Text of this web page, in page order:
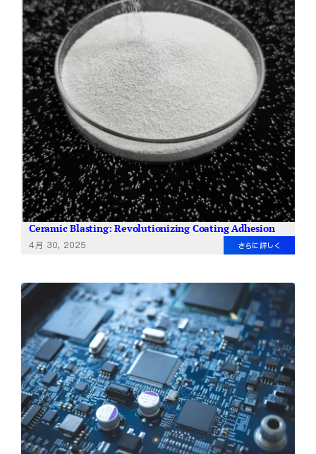
Ceramic Blasting: Revolutionizing Coating Adhesion
4月 30, 2025 さらに詳しく